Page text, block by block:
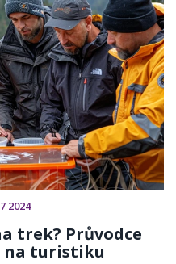
2024
trek? Průvodce
na turistiku